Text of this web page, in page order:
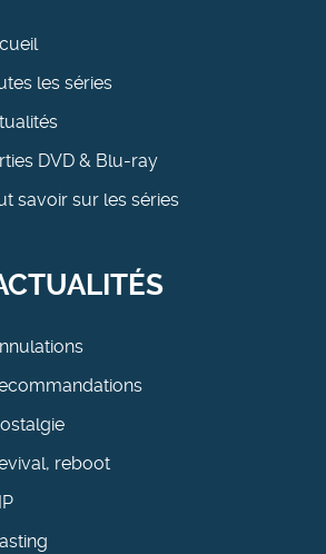
les séries
DVD & Blu-ray
savoir sur les séries
reboot